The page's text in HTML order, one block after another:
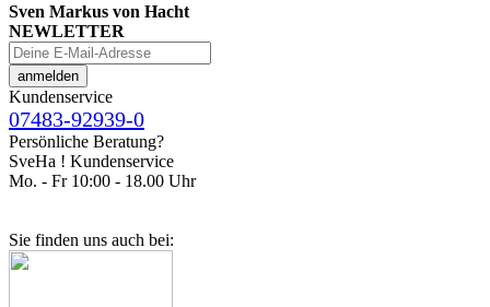
Sven Markus von Hacht
NEWLETTER
Kundenservice
07483-92939-0
Persönliche Beratung?
SveHa ! Kundenservice
Mo. - Fr 10:00 - 18.00 Uhr
Sie finden uns auch bei: